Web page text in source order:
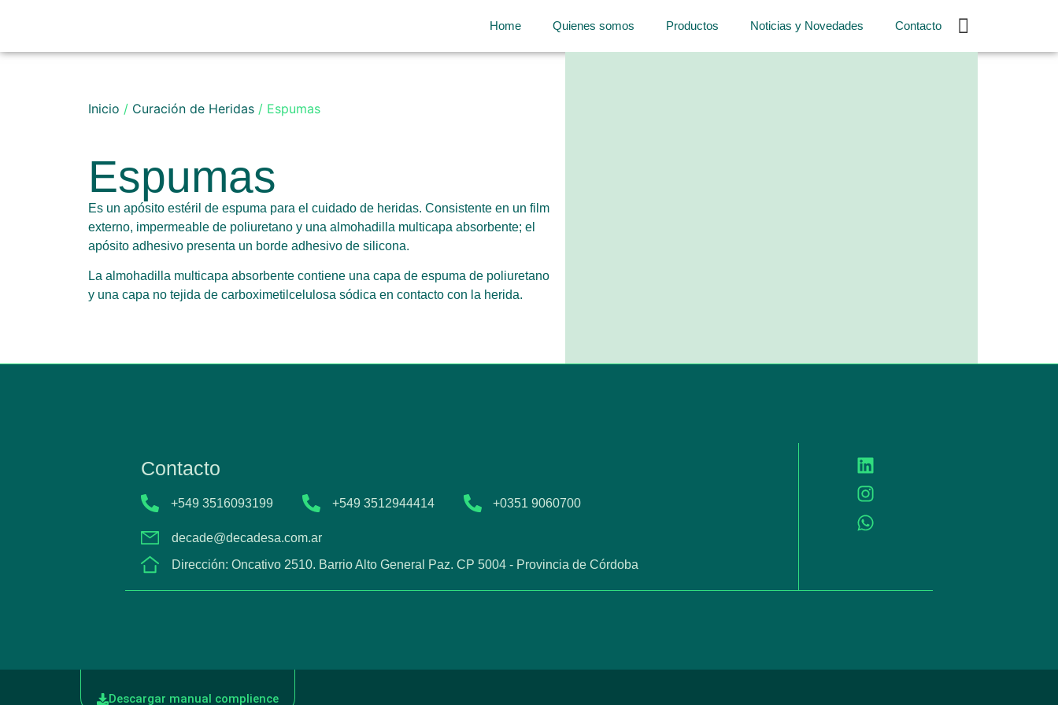
Home Quienes somos Productos Noticias y Novedades Contacto
Inicio / Curación de Heridas / Espumas
Espumas
Es un apósito estéril de espuma para el cuidado de heridas. Consistente en un film
externo, impermeable de poliuretano y una almohadilla multicapa absorbente; el
apósito adhesivo presenta un borde adhesivo de silicona.
La almohadilla multicapa absorbente contiene una capa de espuma de poliuretano
y una capa no tejida de carboximetilcelulosa sódica en contacto con la herida.
Contacto
+549 3516093199 +549 3512944414 +0351 9060700
decade@decadesa.com.ar
Dirección: Oncativo 2510. Barrio Alto General Paz. CP 5004 - Provincia de Córdoba
Descargar manual complience